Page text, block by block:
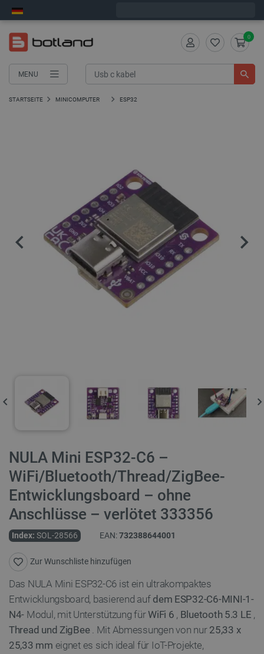
MENU
0
STARTSEITE MINICOMPUTER ESP32
NULA Mini ESP32-C6 –
WiFi/Bluetooth/Thread/ZigBee-
Entwicklungsboard – ohne
Anschlüsse – verlötet 333356
Index: SOL-28566 EAN:732388644001
Zur Wunschliste hinzufügen
Das NULA Mini ESP32-C6 ist ein ultrakompaktes
Entwicklungsboard, basierend auf dem ESP32-C6-MINI-1-
N4- Modul, mit Unterstützung fürWiFi 6 , Bluetooth 5.3 LE ,
Thread und ZigBee. Mit Abmessungen von nur 25,33 x
25,33 mm eignet es sich ideal für IoT-Projekte,